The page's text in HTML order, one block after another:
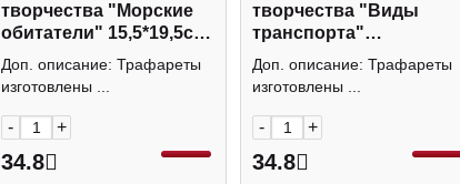
творчества "Морские
обитатели" 15,5*19,5см
ТФ-5336 Проф-Пресс
Доп. описание: Трафареты
изготовлены ...
- +
34.8
творчества "Виды
транспорта"
15,5*19,5см ТФ-5338
Проф-Пресс
Доп. описание: Трафареты
изготовлены ...
- +
34.8